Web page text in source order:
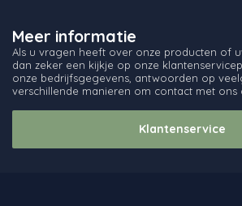
Meer informatie
Als u vragen heeft over onze producten of
dan zeker een kijkje op onze
onze bedrijfsgegevens, antwoorden op
verschillende manieren om contact met ons
Klantenservice